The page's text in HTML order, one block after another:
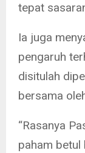
tepat
Ia juga
pengaruh
disitulah
bersama
“Rasanya
paham betul